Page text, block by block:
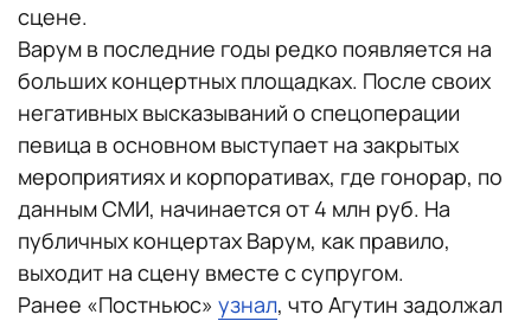
сцене.
Варум в последние годы редко появляется на
больших концертных площадках. После своих
негативных высказываний о спецоперации
певица в основном выступает на закрытых
мероприятиях и корпоративах, где гонорар, по
данным СМИ, начинается от 4 млн руб. На
публичных концертах Варум, как правило,
выходит на сцену вместе с супругом.
Ранее «Постньюс» узнал, что Агутин задолжал